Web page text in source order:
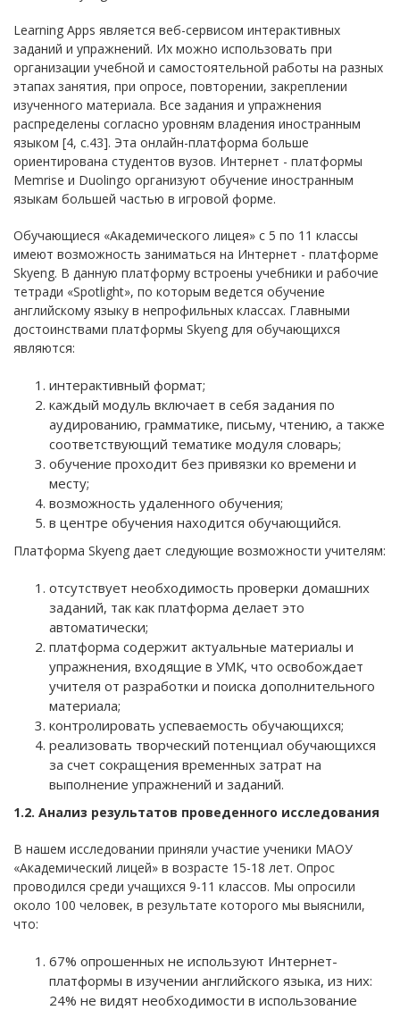
Learning Apps является веб-сервисом интерактивных
заданий и упражнений. Их можно использовать при
организации учебной и самостоятельной работы на разных
этапах занятия, при опросе, повторении, закреплении
изученного материала. Все задания и упражнения
распределены согласно уровням владения иностранным
языком [4, с.43]. Эта онлайн-платформа больше
ориентирована студентов вузов. Интернет - платформы
Memrise и Duolingo организуют обучение иностранным
языкам большей частью в игровой форме.
Обучающиеся «Академического лицея» с 5 по 11 классы
имеют возможность заниматься на Интернет - платформе
Skyeng. В данную платформу встроены учебники и рабочие
тетради «Spotlight», по которым ведется обучение
английскому языку в непрофильных классах. Главными
достоинствами платформы Skyeng для обучающихся
являются:
интерактивный формат;
каждый модуль включает в себя задания по
аудированию, грамматике, письму, чтению, а также
соответствующий тематике модуля словарь;
обучение проходит без привязки ко времени и
месту;
возможность удаленного обучения;
в центре обучения находится обучающийся.
Платформа Skyeng дает следующие возможности учителям:
отсутствует необходимость проверки домашних
заданий, так как платформа делает это
автоматически;
платформа содержит актуальные материалы и
упражнения, входящие в УМК, что освобождает
учителя от разработки и поиска дополнительного
материала;
контролировать успеваемость обучающихся;
реализовать творческий потенциал обучающихся
за счет сокращения временных затрат на
выполнение упражнений и заданий.
1.2. Анализ результатов проведенного исследования
В нашем исследовании приняли участие ученики МАОУ
«Академический лицей» в возрасте 15-18 лет. Опрос
проводился среди учащихся 9-11 классов. Мы опросили
около 100 человек, в результате которого мы выяснили,
что:
67% опрошенных не используют Интернет-
платформы в изучении английского языка, из них:
24% не видят необходимости в использование